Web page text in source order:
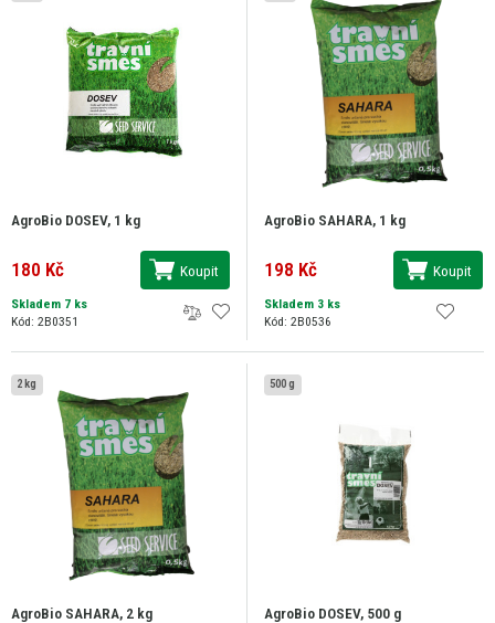
AgroBio DOSEV, 1 kg
180 Kč Koupit
Skladem 7 ks
Kód: 2B0351
AgroBio SAHARA, 1 kg
198 Kč Koupit
Skladem 3 ks
Kód: 2B0536
2 kg
AgroBio SAHARA, 2 kg
500 g
AgroBio DOSEV, 500 g